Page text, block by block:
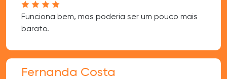
Funciona bem, mas poderia ser um pouco mais
barato.
Fernanda Costa